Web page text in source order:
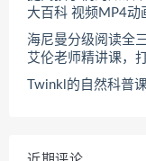
大百科 视频MP4动
海尼曼分级阅读全
艾伦老师精讲课，
Twinkl的自然科普